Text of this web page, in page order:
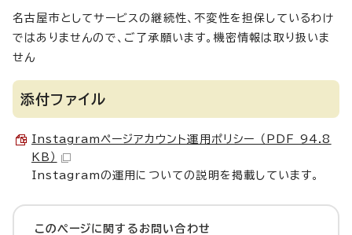
名古屋市としてサービスの継続性、不変性を担保しているわけ
ではありませんので、ご了承願います。機密情報は取り扱いま
せん
添付ファイル
Instagramページアカウント運用ポリシー （PDF 94.8
KB）
Instagramの運用についての説明を掲載しています。
このページに関する お問い合わせ